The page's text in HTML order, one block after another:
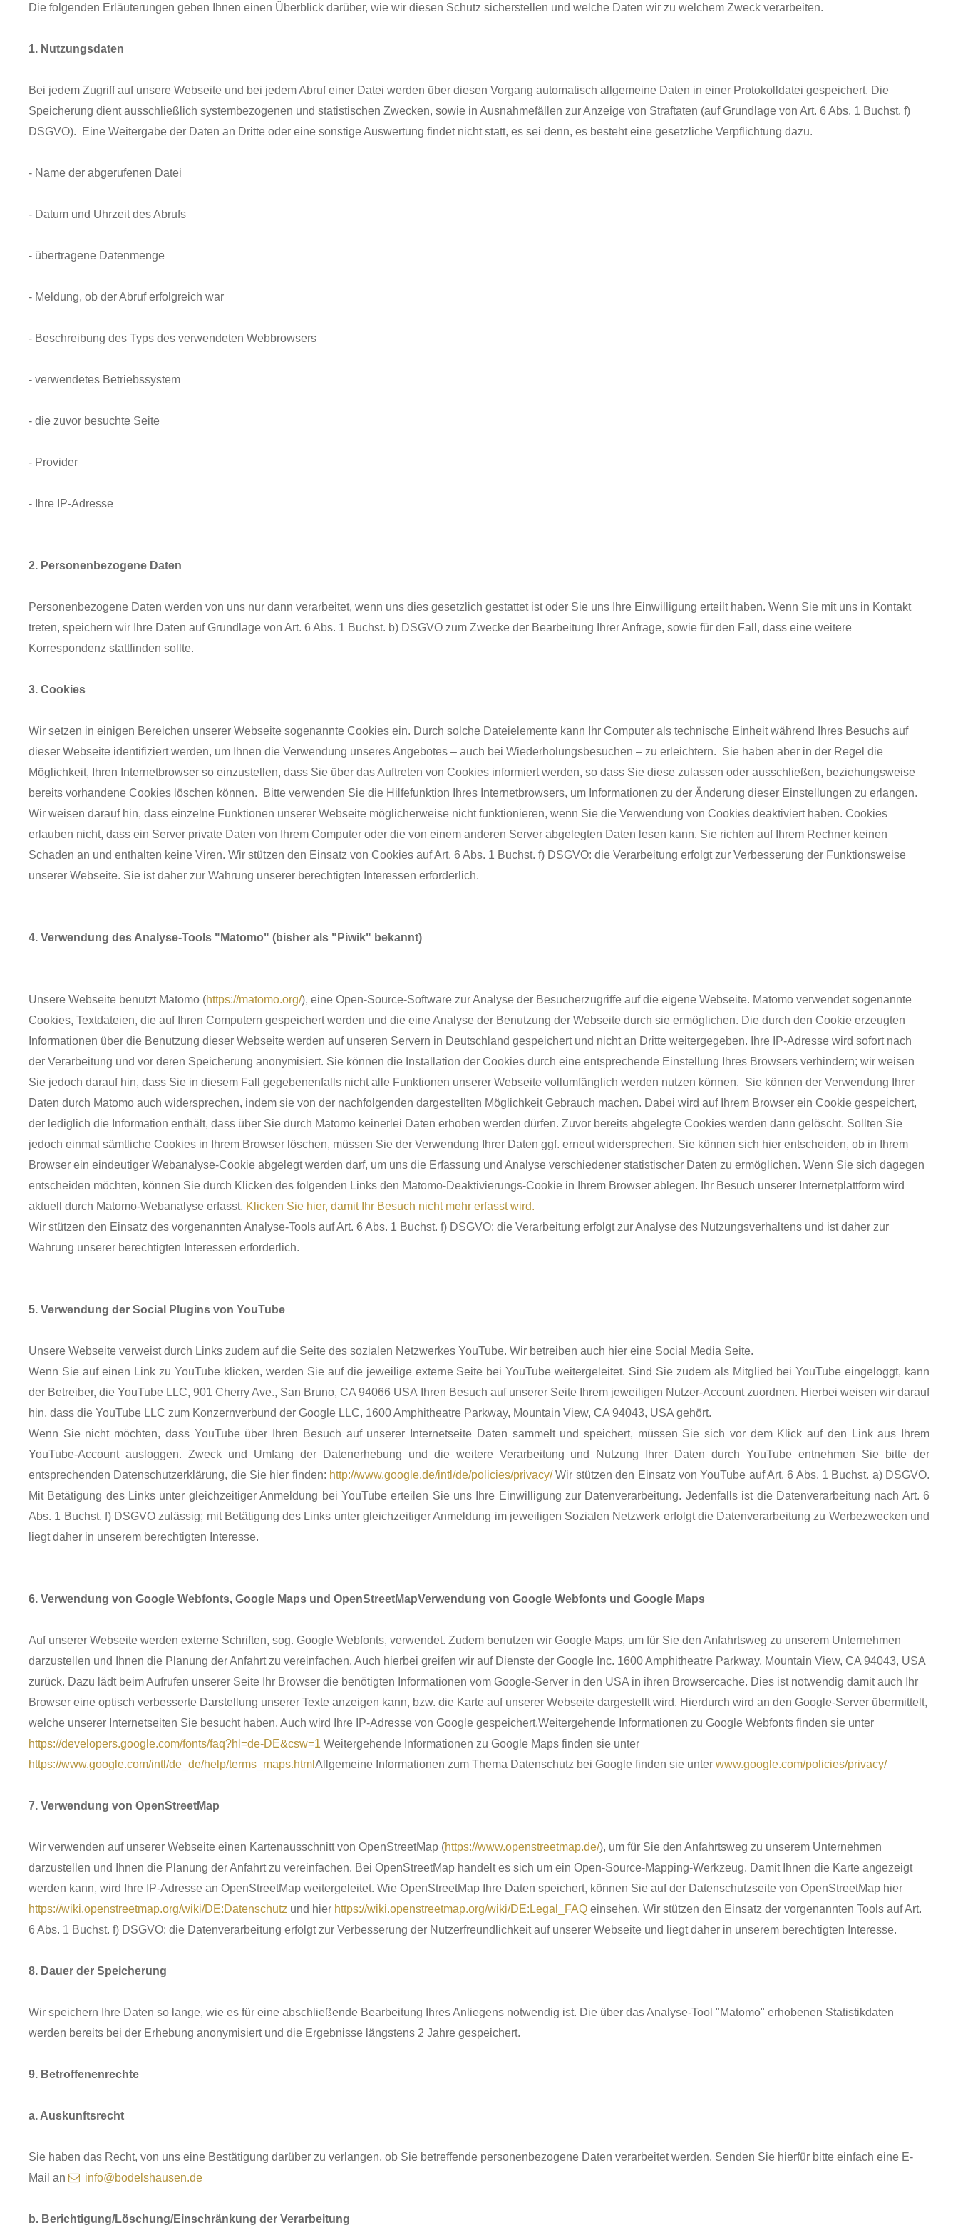
Die folgenden Erläuterungen geben Ihnen einen Überblick darüber, wie wir diesen Schutz sicherstellen und welche Daten wir zu welchem Zweck verarbeiten.
1. Nutzungsdaten
Bei jedem Zugriff auf unsere Webseite und bei jedem Abruf einer Datei werden über diesen Vorgang automatisch allgemeine Daten in einer Protokolldatei gespeichert. Die
Speicherung dient ausschließlich systembezogenen und statistischen Zwecken, sowie in Ausnahmefällen zur Anzeige von Straftaten (auf Grundlage von Art. 6 Abs. 1 Buchst. f)
DSGVO). Eine Weitergabe der Daten an Dritte oder eine sonstige Auswertung findet nicht statt, es sei denn, es besteht eine gesetzliche Verpflichtung dazu.
- Name der abgerufenen Datei
- Datum und Uhrzeit des Abrufs
- übertragene Datenmenge
- Meldung, ob der Abruf erfolgreich war
- Beschreibung des Typs des verwendeten Webbrowsers
- verwendetes Betriebssystem
- die zuvor besuchte Seite
- Provider
- Ihre IP-Adresse
2. Personenbezogene Daten
Personenbezogene Daten werden von uns nur dann verarbeitet, wenn uns dies gesetzlich gestattet ist oder Sie uns Ihre Einwilligung erteilt haben. Wenn Sie mit uns in Kontakt
treten, speichern wir Ihre Daten auf Grundlage von Art. 6 Abs. 1 Buchst. b) DSGVO zum Zwecke der Bearbeitung Ihrer Anfrage, sowie für den Fall, dass eine weitere
Korrespondenz stattfinden sollte.
3. Cookies
Wir setzen in einigen Bereichen unserer Webseite sogenannte Cookies ein. Durch solche Dateielemente kann Ihr Computer als technische Einheit während Ihres Besuchs auf
dieser Webseite identifiziert werden, um Ihnen die Verwendung unseres Angebotes – auch bei Wiederholungsbesuchen – zu erleichtern. Sie haben aber in der Regel die
Möglichkeit, Ihren Internetbrowser so einzustellen, dass Sie über das Auftreten von Cookies informiert werden, so dass Sie diese zulassen oder ausschließen, beziehungsweise
bereits vorhandene Cookies löschen können. Bitte verwenden Sie die Hilfefunktion Ihres Internetbrowsers, um Informationen zu der Änderung dieser Einstellungen zu erlangen.
Wir weisen darauf hin, dass einzelne Funktionen unserer Webseite möglicherweise nicht funktionieren, wenn Sie die Verwendung von Cookies deaktiviert haben. Cookies
erlauben nicht, dass ein Server private Daten von Ihrem Computer oder die von einem anderen Server abgelegten Daten lesen kann. Sie richten auf Ihrem Rechner keinen
Schaden an und enthalten keine Viren. Wir stützen den Einsatz von Cookies auf Art. 6 Abs. 1 Buchst. f) DSGVO: die Verarbeitung erfolgt zur Verbesserung der Funktionsweise
unserer Webseite. Sie ist daher zur Wahrung unserer berechtigten Interessen erforderlich.
4. Verwendung des Analyse-Tools "Matomo" (bisher als "Piwik" bekannt)
Unsere Webseite benutzt Matomo (https://matomo.org/), eine Open-Source-Software zur Analyse der Besucherzugriffe auf die eigene Webseite. Matomo verwendet sogenannte
Cookies, Textdateien, die auf Ihren Computern gespeichert werden und die eine Analyse der Benutzung der Webseite durch sie ermöglichen. Die durch den Cookie erzeugten
Informationen über die Benutzung dieser Webseite werden auf unseren Servern in Deutschland gespeichert und nicht an Dritte weitergegeben. Ihre IP-Adresse wird sofort nach
der Verarbeitung und vor deren Speicherung anonymisiert. Sie können die Installation der Cookies durch eine entsprechende Einstellung Ihres Browsers verhindern; wir weisen
Sie jedoch darauf hin, dass Sie in diesem Fall gegebenenfalls nicht alle Funktionen unserer Webseite vollumfänglich werden nutzen können. Sie können der Verwendung Ihrer
Daten durch Matomo auch widersprechen, indem sie von der nachfolgenden dargestellten Möglichkeit Gebrauch machen. Dabei wird auf Ihrem Browser ein Cookie gespeichert,
der lediglich die Information enthält, dass über Sie durch Matomo keinerlei Daten erhoben werden dürfen. Zuvor bereits abgelegte Cookies werden dann gelöscht. Sollten Sie
jedoch einmal sämtliche Cookies in Ihrem Browser löschen, müssen Sie der Verwendung Ihrer Daten ggf. erneut widersprechen. Sie können sich hier entscheiden, ob in Ihrem
Browser ein eindeutiger Webanalyse-Cookie abgelegt werden darf, um uns die Erfassung und Analyse verschiedener statistischer Daten zu ermöglichen. Wenn Sie sich dagegen
entscheiden möchten, können Sie durch Klicken des folgenden Links den Matomo-Deaktivierungs-Cookie in Ihrem Browser ablegen. Ihr Besuch unserer Internetplattform wird
aktuell durch Matomo-Webanalyse erfasst. Klicken Sie hier, damit Ihr Besuch nicht mehr erfasst wird.
Wir stützen den Einsatz des vorgenannten Analyse-Tools auf Art. 6 Abs. 1 Buchst. f) DSGVO: die Verarbeitung erfolgt zur Analyse des Nutzungsverhaltens und ist daher zur
Wahrung unserer berechtigten Interessen erforderlich.
5. Verwendung der Social Plugins von YouTube
Unsere Webseite verweist durch Links zudem auf die Seite des sozialen Netzwerkes YouTube. Wir betreiben auch hier eine Social Media Seite.
Wenn Sie auf einen Link zu YouTube klicken, werden Sie auf die jeweilige externe Seite bei YouTube weitergeleitet. Sind Sie zudem als Mitglied bei YouTube eingeloggt, kann
der Betreiber, die YouTube LLC, 901 Cherry Ave., San Bruno, CA 94066 USA Ihren Besuch auf unserer Seite Ihrem jeweiligen Nutzer-Account zuordnen. Hierbei weisen wir darauf
hin, dass die YouTube LLC zum Konzernverbund der Google LLC, 1600 Amphitheatre Parkway, Mountain View, CA 94043, USA gehört.
Wenn Sie nicht möchten, dass YouTube über Ihren Besuch auf unserer Internetseite Daten sammelt und speichert, müssen Sie sich vor dem Klick auf den Link aus Ihrem
YouTube-Account ausloggen. Zweck und Umfang der Datenerhebung und die weitere Verarbeitung und Nutzung Ihrer Daten durch YouTube entnehmen Sie bitte der
entsprechenden Datenschutzerklärung, die Sie hier finden: http://www.google.de/intl/de/policies/privacy/Wir stützen den Einsatz von YouTube auf Art. 6 Abs. 1 Buchst. a) DSGVO.
Mit Betätigung des Links unter gleichzeitiger Anmeldung bei YouTube erteilen Sie uns Ihre Einwilligung zur Datenverarbeitung. Jedenfalls ist die Datenverarbeitung nach Art. 6
Abs. 1 Buchst. f) DSGVO zulässig; mit Betätigung des Links unter gleichzeitiger Anmeldung im jeweiligen Sozialen Netzwerk erfolgt die Datenverarbeitung zu Werbezwecken und
liegt daher in unserem berechtigten Interesse.
6. Verwendung von Google Webfonts, Google Maps und OpenStreetMapVerwendung von Google Webfonts und Google Maps
Auf unserer Webseite werden externe Schriften, sog. Google Webfonts, verwendet. Zudem benutzen wir Google Maps, um für Sie den Anfahrtsweg zu unserem Unternehmen
darzustellen und Ihnen die Planung der Anfahrt zu vereinfachen. Auch hierbei greifen wir auf Dienste der Google Inc. 1600 Amphitheatre Parkway, Mountain View, CA 94043, USA
zurück. Dazu lädt beim Aufrufen unserer Seite Ihr Browser die benötigten Informationen vom Google-Server in den USA in ihren Browsercache. Dies ist notwendig damit auch Ihr
Browser eine optisch verbesserte Darstellung unserer Texte anzeigen kann, bzw. die Karte auf unserer Webseite dargestellt wird. Hierdurch wird an den Google-Server übermittelt,
welche unserer Internetseiten Sie besucht haben. Auch wird Ihre IP-Adresse von Google gespeichert.Weitergehende Informationen zu Google Webfonts finden sie unter
https://developers.google.com/fonts/faq?hl=de-DE&csw=1 Weitergehende Informationen zu Google Maps finden sie unter
https://www.google.com/intl/de_de/help/terms_maps.html Allgemeine Informationen zum Thema Datenschutz bei Google finden sie unter www.google.com/policies/privacy/
7. Verwendung von OpenStreetMap
Wir verwenden auf unserer Webseite einen Kartenausschnitt von OpenStreetMap (https://www.openstreetmap.de/), um für Sie den Anfahrtsweg zu unserem Unternehmen
darzustellen und Ihnen die Planung der Anfahrt zu vereinfachen. Bei OpenStreetMap handelt es sich um ein Open-Source-Mapping-Werkzeug. Damit Ihnen die Karte angezeigt
werden kann, wird Ihre IP-Adresse an OpenStreetMap weitergeleitet. Wie OpenStreetMap Ihre Daten speichert, können Sie auf der Datenschutzseite von OpenStreetMap hier
https://wiki.openstreetmap.org/wiki/DE:Datenschutz und hier https://wiki.openstreetmap.org/wiki/DE:Legal_FAQ einsehen. Wir stützen den Einsatz der vorgenannten Tools auf Art.
6 Abs. 1 Buchst. f) DSGVO: die Datenverarbeitung erfolgt zur Verbesserung der Nutzerfreundlichkeit auf unserer Webseite und liegt daher in unserem berechtigten Interesse.
8. Dauer der Speicherung
Wir speichern Ihre Daten so lange, wie es für eine abschließende Bearbeitung Ihres Anliegens notwendig ist. Die über das Analyse-Tool "Matomo" erhobenen Statistikdaten
werden bereits bei der Erhebung anonymisiert und die Ergebnisse längstens 2 Jahre gespeichert.
9. Betroffenenrechte
a. Auskunftsrecht
Sie haben das Recht, von uns eine Bestätigung darüber zu verlangen, ob Sie betreffende personenbezogene Daten verarbeitet werden. Senden Sie hierfür bitte einfach eine E-
Mail an
info@bodelshausen.de
b. Berichtigung/Löschung/Einschränkung der Verarbeitung